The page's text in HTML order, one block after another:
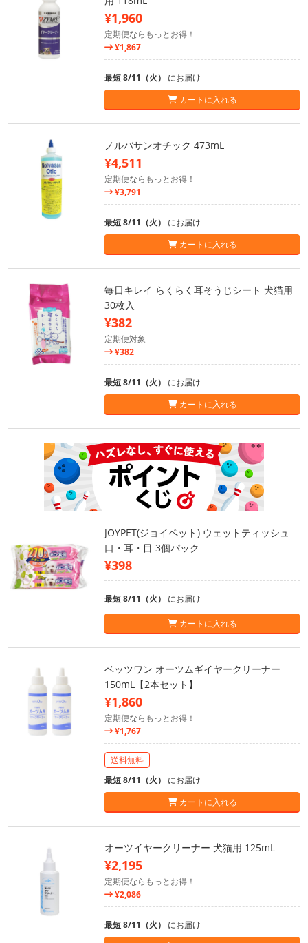
¥1,960
定期便ならもっとお得！
¥1,867
最短 8/11（火） にお届け
カートに入れる
ノルバサンオチック 473mL
¥4,511
定期便ならもっとお得！
¥3,791
最短 8/11（火） にお届け
カートに入れる
毎日キレイ らくらく耳そうじシート 犬猫用
30枚入
¥382
定期便対象
¥382
最短 8/11（火） にお届け
カートに入れる
JOYPET(ジョイペット) ウェットティッシュ
口・耳・目 3個パック
¥398
最短 8/11（火） にお届け
カートに入れる
ベッツワン オーツムギイヤークリーナー
150mL【2本セット】
¥1,860
定期便ならもっとお得！
¥1,767
送料無料
最短 8/11（火） にお届け
カートに入れる
オーツイヤークリーナー 犬猫用 125mL
¥2,195
定期便ならもっとお得！
¥2,086
最短 8/11（火） にお届け